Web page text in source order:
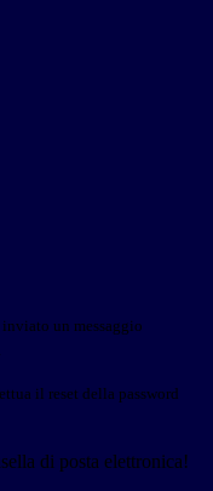
inviato un messaggio
il reset della password
di posta elettronica!